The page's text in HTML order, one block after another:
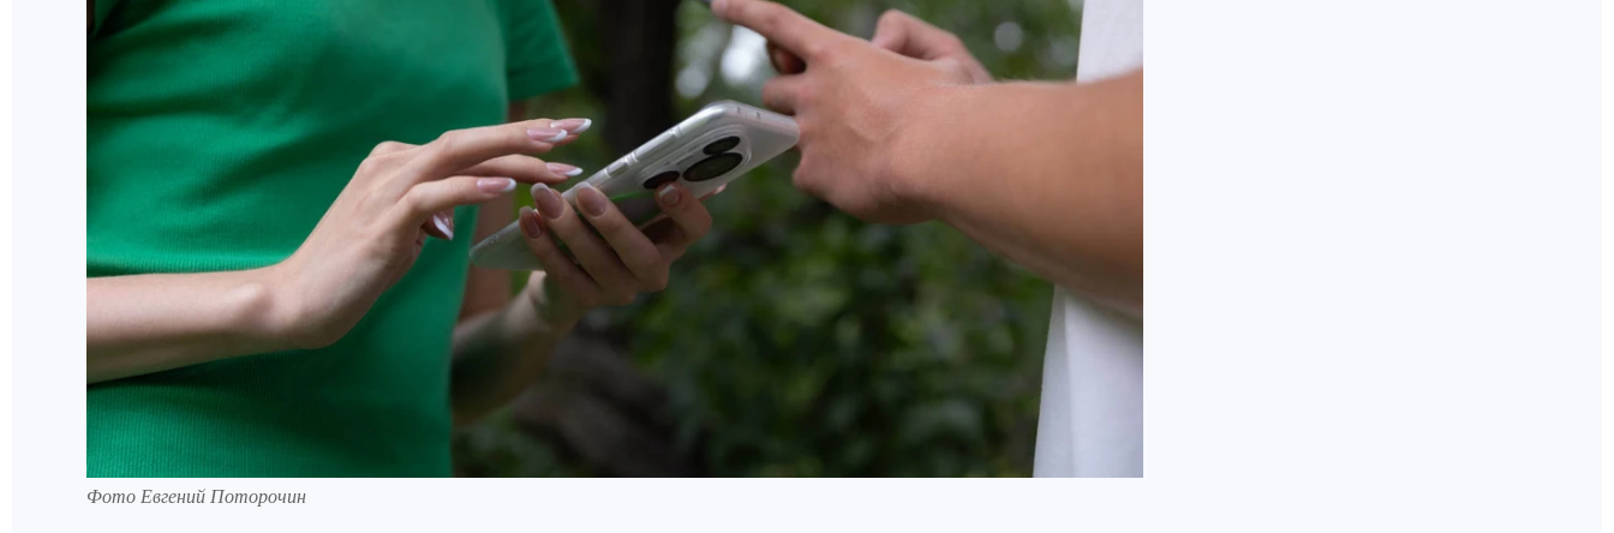
Фото Евгений Поторочин